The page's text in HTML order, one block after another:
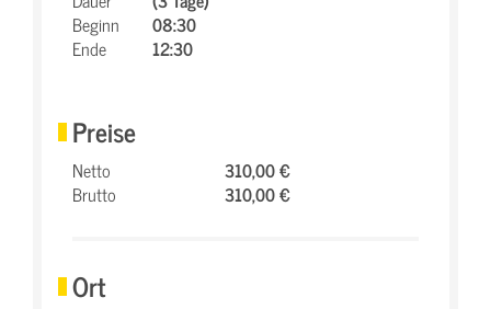
Beginn
08:30
Ende
12:30
Preise
Netto
310,00 €
Brutto
310,00 €
Ort